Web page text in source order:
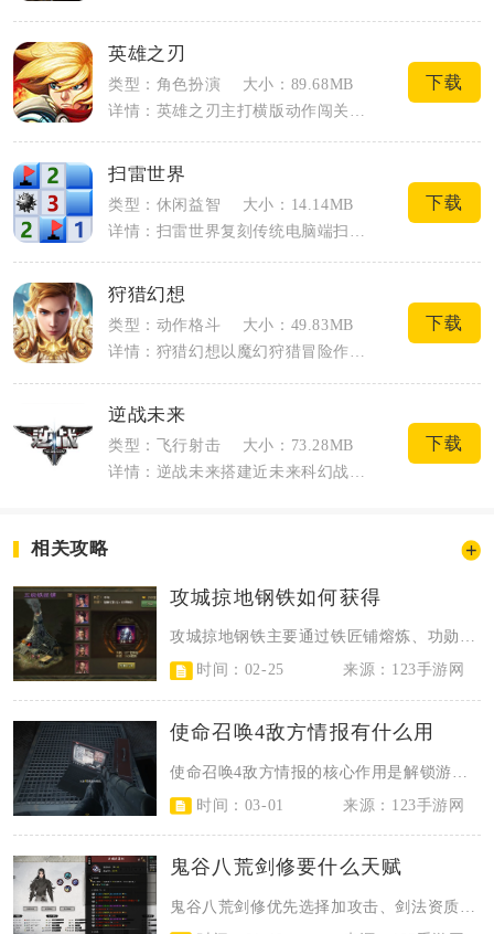
英雄之刃
类型：角色扮演
大小：89.68MB
下载
扫雷世界
类型：休闲益智
大小：14.14MB
下载
狩猎幻想
类型：动作格斗
大小：49.83MB
下载
逆战未来
类型：飞行射击
大小：73.28MB
下载
相关攻略
攻城掠地钢铁如何获得
攻城掠地钢铁主要通过铁匠铺熔炼、功勋奖励、限时活动、国家任务及祭祀系统等核心...
时间：02-25
来源：123手游网
使命召唤4敌方情报有什么用
时间：03-01
来源：123手游网
鬼谷八荒剑修要什么天赋